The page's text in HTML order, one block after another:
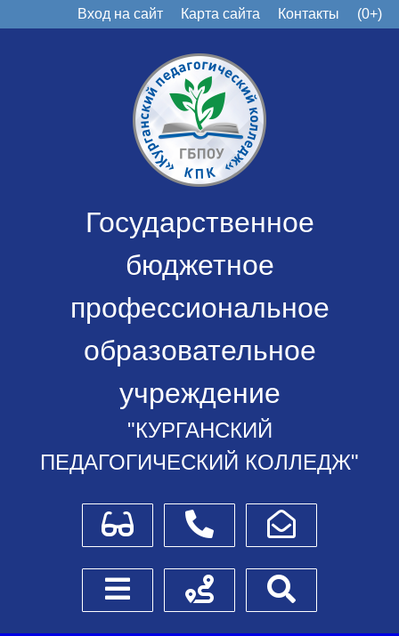
Вход на сайт Карта сайта Контакты (0+)
Государственное
бюджетное
профессиональное
образовательное
учреждение
"КУРГАНСКИЙ
ПЕДАГОГИЧЕСКИЙ КОЛЛЕДЖ"
Для слабовидящихТелефоныНаписать обращение
Боковое менюСхема проезда